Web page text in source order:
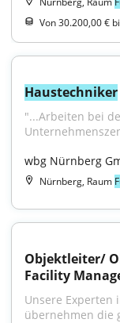
Von 30.200,00 €
Haustechniker
"...Arbeiten bei
wbg Nürnberg
Nürnberg, Raum
Objektleiter/
Facility
Unsere
übernehmen die